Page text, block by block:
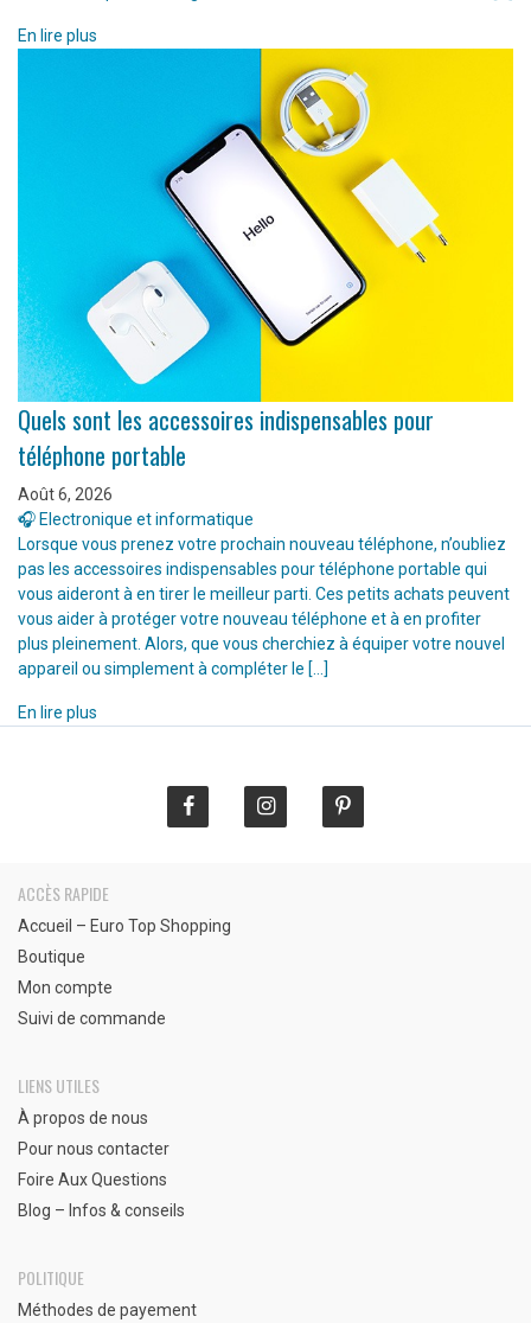
En lire plus
Quels sont les accessoires indispensables pour
téléphone portable
Août 6, 2026
🎧 Electronique et informatique
Lorsque vous prenez votre prochain nouveau téléphone, n’oubliez
pas les accessoires indispensables pour téléphone portable qui
vous aideront à en tirer le meilleur parti. Ces petits achats peuvent
vous aider à protéger votre nouveau téléphone et à en profiter
plus pleinement. Alors, que vous cherchiez à équiper votre nouvel
appareil ou simplement à compléter le […]
En lire plus
ACCÈS RAPIDE
Accueil – Euro Top Shopping
Boutique
Mon compte
Suivi de commande
LIENS UTILES
À propos de nous
Pour nous contacter
Foire Aux Questions
Blog – Infos & conseils
POLITIQUE
Méthodes de payement